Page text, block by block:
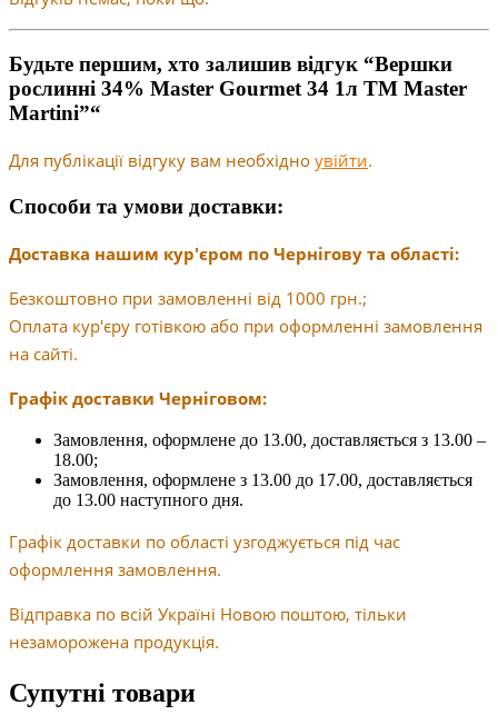
Будьте першим, хто залишив відгук “Вершки
рослинні 34% Master Gourmet 34 1л ТМ Master
Martini”“
Для публікації відгуку вам необхідно увійти.
Способи та умови доставки:
Доставка нашим кур'єром по Чернігову та області:
Безкоштовно при замовленні від 1000 грн.;
Оплата кур'єру готівкою або при оформленні замовлення
на сайті.
Графік доставки Черніговом:
Замовлення, оформлене до 13.00, доставляється з 13.00 –
18.00;
Замовлення, оформлене з 13.00 до 17.00, доставляється
до 13.00 наступного дня.
Графік доставки по області узгоджується під час
оформлення замовлення.
Відправка по всій Україні Новою поштою, тільки
незаморожена продукція.
Супутні товари